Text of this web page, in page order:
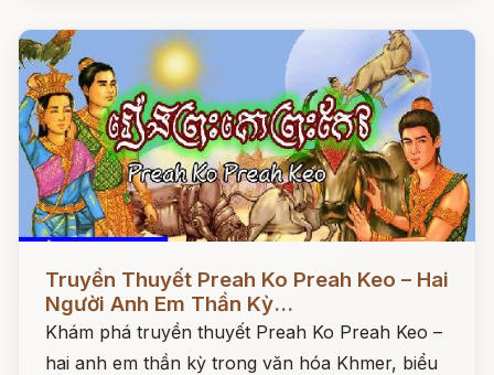
Đọc ngay
Truyền Thuyết Preah Ko Preah Keo – Hai
Người Anh Em Thần Kỳ...
Khám phá truyền thuyết Preah Ko Preah Keo –
hai anh em thần kỳ trong văn hóa Khmer, biểu